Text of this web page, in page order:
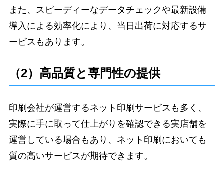
また、スピーディーなデータチェックや最新設備
導入による効率化により、当日出荷に対応するサ
ービスもあります。
（2）高品質と専門性の提供
印刷会社が運営するネット印刷サービスも多く、
実際に手に取って仕上がりを確認できる実店舗を
運営している場合もあり、ネット印刷においても
質の高いサービスが期待できます。